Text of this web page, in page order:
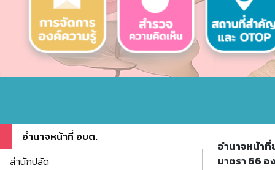
อำนาจหน้าที่ อบต.
สำนักปลัด
อำนาจหน้า
มาตรา 66